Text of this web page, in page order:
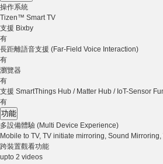
操作系統
Tizen™ Smart TV
支援 Bixby
有
長距離語音支援 (Far-Field Voice Interaction)
有
瀏覽器
有
支援 SmartThings Hub / Matter Hub / IoT-Sensor
有
功能
多設備體驗 (Multi Device Experience)
Mobile to TV, TV initiate mirroring, Sound
跨裝置觀看功能
upto 2 videos